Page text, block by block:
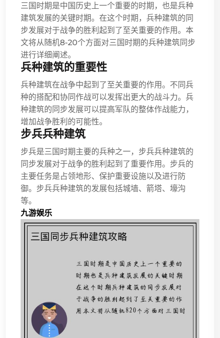
三国时期是中国历史上一个重要的时期，也是兵种
建筑发展的关键时期。在这个时期，兵种建筑的同
步发展对于战争的胜利起到了至关重要的作用。本
文将从随机8-20个方面对三国时期的兵种建筑同步
进行详细阐述。
兵种建筑的重要性
兵种建筑在战争中起到了至关重要的作用。不同兵
种的搭配和协同作战可以发挥出更大的战斗力。兵
种建筑的同步发展可以提高军队的整体作战能力，
增加战争胜利的可能性。
步兵兵种建筑
步兵是三国时期主要的兵种之一，步兵兵种建筑的
同步发展对于战争的胜利起到了重要作用。步兵的
主要任务是占领地形、保护重要设施以及进行防
御。步兵兵种建筑的发展包括城墙、箭塔、壕沟
等。
九游娱乐